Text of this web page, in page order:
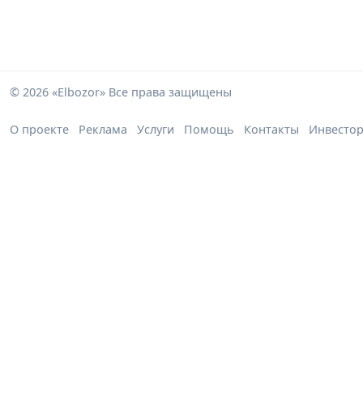
© 2026 «Elbozor» Все права защищены
О проекте Реклама Услуги Помощь Контакты